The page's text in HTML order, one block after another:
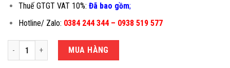
Thuế GTGT VAT 10%: Đã bao gồm;
Hotline/ Zalo: 0384 244 344 – 0938 519 577
CÂN BÀN ĐIỆN TỬ 700KG T7E-60X80CM số lượng
MUA HÀNG